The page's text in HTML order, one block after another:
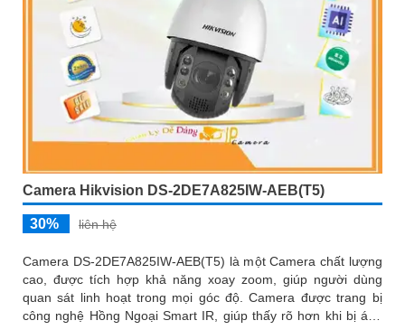
Camera Hikvision DS-2DE7A825IW-AEB(T5)
30% liên hệ
Camera DS-2DE7A825IW-AEB(T5) là một Camera chất lượng
cao, được tích hợp khả năng xoay zoom, giúp người dùng
quan sát linh hoạt trong mọi góc độ. Camera được trang bị
công nghệ Hồng Ngoại Smart IR, giúp thấy rõ hơn khi bị ánh